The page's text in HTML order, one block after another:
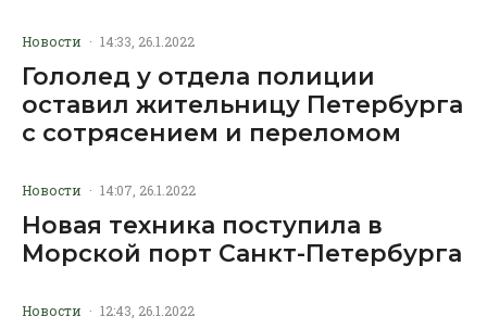
Новости · 14:33, 26.1.2022
Гололед у отдела полиции
оставил жительницу Петербурга
с сотрясением и переломом
Новости · 14:07, 26.1.2022
Новая техника поступила в
Морской порт Санкт-Петербурга
Новости · 12:43, 26.1.2022